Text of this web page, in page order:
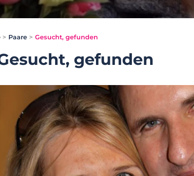
> Paare > Gesucht, gefunden
gefunden